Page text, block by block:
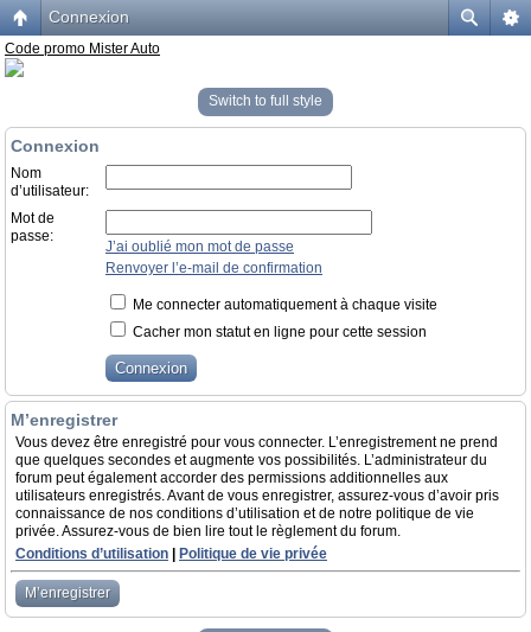
Connexion
Code promo Mister Auto
Switch to full style
Connexion
Nom
d’utilisateur:
Mot de
passe:
J’ai oublié mon mot de passe
Renvoyer l’e-mail de confirmation
Me connecter automatiquement à chaque visite
Cacher mon statut en ligne pour cette session
M’enregistrer
Vous devez être enregistré pour vous connecter. L’enregistrement ne prend
que quelques secondes et augmente vos possibilités. L’administrateur du
forum peut également accorder des permissions additionnelles aux
utilisateurs enregistrés. Avant de vous enregistrer, assurez-vous d’avoir pris
connaissance de nos conditions d’utilisation et de notre politique de vie
privée. Assurez-vous de bien lire tout le règlement du forum.
Conditions d’utilisation
Politique de vie privée
M’enregistrer